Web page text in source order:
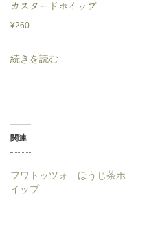
カスタードホイップ
¥260
続きを読む
関連
フワトッツォ ほうじ茶ホ
イップ